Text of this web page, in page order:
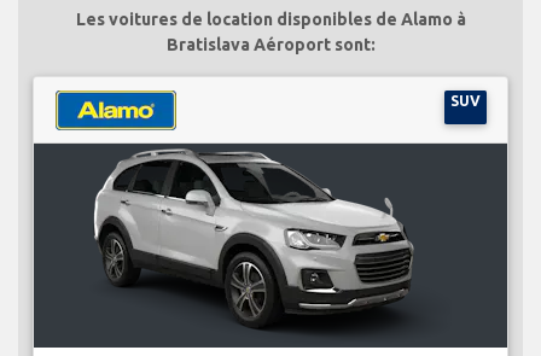
Les voitures de location disponibles de Alamo à
Bratislava Aéroport sont:
SUV